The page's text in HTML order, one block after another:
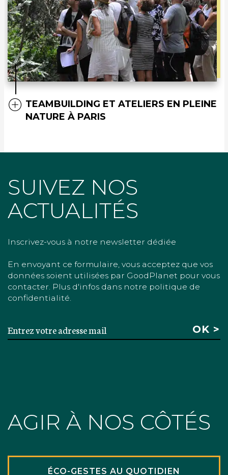
TEAMBUILDING ET ATELIERS EN PLEINE
NATURE À PARIS
SUIVEZ NOS
ACTUALITÉS
Inscrivez-vous à notre newsletter dédiée
En envoyant ce formulaire, vous acceptez que vos
données soient utilisées par GoodPlanet pour vous
contacter. Plus d'infos dans notre politique de
confidentialité.
AGIR À NOS CÔTÉS
ÉCO-GESTES AU QUOTIDIEN